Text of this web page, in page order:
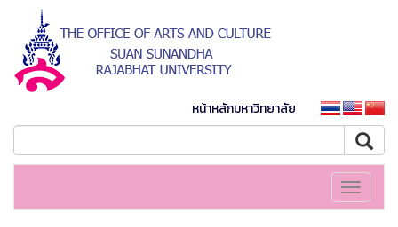
หน้าหลักมหาวิทยาลัย
Toggle